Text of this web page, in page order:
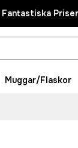
Muggar/Flaskor